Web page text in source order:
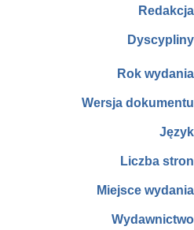
Rok
Wersja
Liczba
Miejsce